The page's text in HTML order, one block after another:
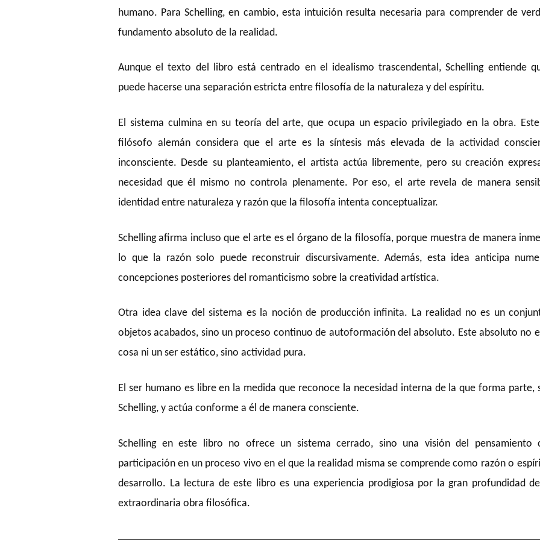
humano. Para Schelling, en cambio, esta intuición resulta necesaria para comprender de
fundamento absoluto de la realidad.
Aunque el texto del libro está centrado en el idealismo trascendental, Schelling entiende
puede hacerse una separación estricta entre filosofía de la naturaleza y del espíritu.
El sistema culmina en su teoría del arte, que ocupa un espacio privilegiado en la obra.
filósofo alemán considera que el arte es la síntesis más elevada de la actividad
inconsciente. Desde su planteamiento, el artista actúa libremente, pero su creación
necesidad que él mismo no controla plenamente. Por eso, el arte revela de manera
identidad entre naturaleza y razón que la filosofía intenta conceptualizar.
Schelling afirma incluso que el arte es el órgano de la filosofía, porque muestra de manera
lo que la razón solo puede reconstruir discursivamente. Además, esta idea anticipa
concepciones posteriores del romanticismo sobre la creatividad artística.
Otra idea clave del sistema es la noción de producción infinita. La realidad no es un
objetos acabados, sino un proceso continuo de autoformación del absoluto. Este absoluto no
cosa ni un ser estático, sino actividad pura.
El ser humano es libre en la medida que reconoce la necesidad interna de la que forma parte,
Schelling, y actúa conforme a él de manera consciente.
Schelling en este libro no ofrece un sistema cerrado, sino una visión del pensamiento
participación en un proceso vivo en el que la realidad misma se comprende como razón o
desarrollo. La lectura de este libro es una experiencia prodigiosa por la gran profundidad
extraordinaria obra filosófica.